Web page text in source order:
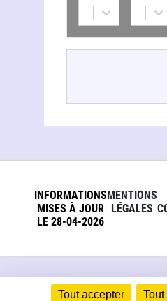
Tout accepter Tout
INFORMATIONS
MISES À JOUR
LE 28-04-2026
MENTIONS
LÉGALES